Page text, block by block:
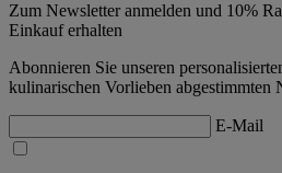
Zum Newsletter anmelden und 10%
Einkauf erhalten
Abonnieren Sie unseren
kulinarischen Vorlieben abgestimmten
E-Mail